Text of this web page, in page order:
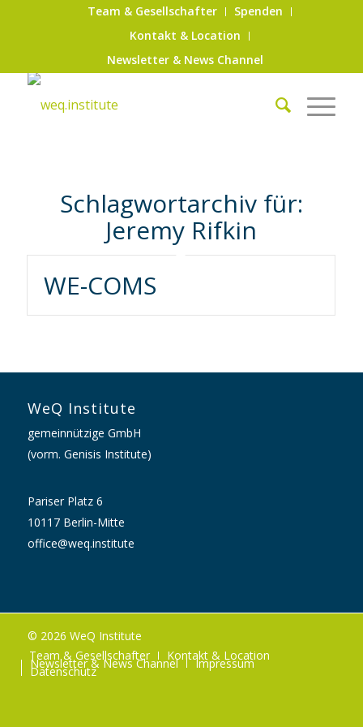
Team & Gesellschafter
Spenden
Kontakt & Location
Newsletter & News Channel
Schlagwortarchiv für:
Jeremy Rifkin
WE-COMS
WeQ Institute
gemeinnützige GmbH
(vorm. Genisis Institute)
Pariser Platz 6
10117 Berlin-Mitte
office@weq.institute
© 2026 WeQ Institute
Team & Gesellschafter
Kontakt & Location
Newsletter & News Channel Impressum
Datenschutz